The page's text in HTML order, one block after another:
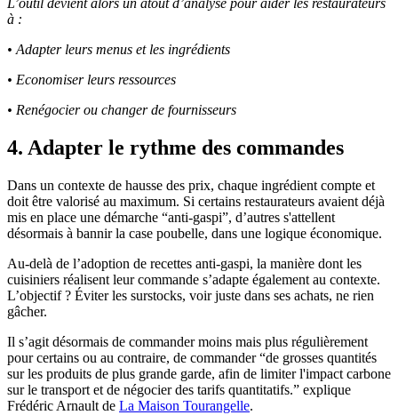
L’outil devient alors un atout d’analyse pour aider les restaurateurs
à :
• Adapter leurs menus et les ingrédients
• Economiser leurs ressources
• Renégocier ou changer de fournisseurs
4. Adapter le rythme des commandes
Dans un contexte de hausse des prix, chaque ingrédient compte et
doit être valorisé au maximum. Si certains restaurateurs avaient déjà
mis en place une démarche “anti-gaspi”, d’autres s'attellent
désormais à bannir la case poubelle, dans une logique économique.
Au-delà de l’adoption de recettes anti-gaspi, la manière dont les
cuisiniers réalisent leur commande s’adapte également au contexte.
L’objectif ? Éviter les surstocks, voir juste dans ses achats, ne rien
gâcher.
Il s’agit désormais de commander moins mais plus régulièrement
pour certains ou au contraire, de commander “de grosses quantités
sur les produits de plus grande garde, afin de limiter l'impact carbone
sur le transport et de négocier des tarifs quantitatifs.” explique
Frédéric Arnault de La Maison Tourangelle.